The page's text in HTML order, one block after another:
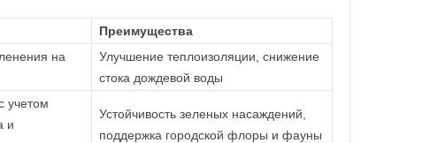
Преимущества
на
Улучшение теплоизоляции, снижение
стока дождевой воды
учетом
и
Устойчивость зеленых насаждений,
поддержка городской флоры и фауны